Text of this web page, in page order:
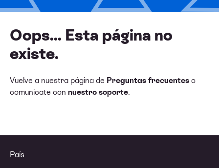
Oops... Esta página no
existe.
Vuelve a nuestra página de Preguntas frecuentes o
comunícate con nuestro soporte.
País